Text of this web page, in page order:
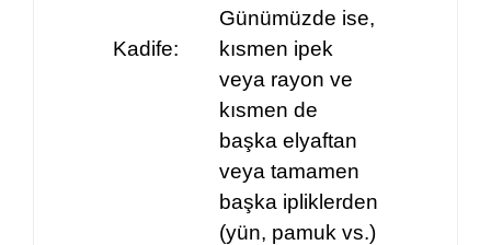
Kadife:
Günümüzde ise,
kısmen ipek
veya rayon ve
kısmen de
başka elyaftan
veya tamamen
başka ipliklerden
(yün, pamuk vs.)